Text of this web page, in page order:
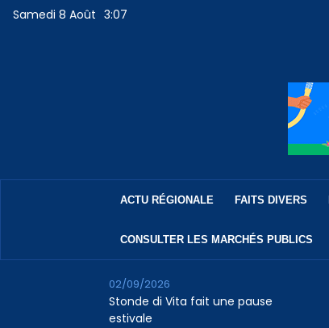
Samedi 8 Août 3:07
ACTU RÉGIONALE FAITS DIVERS
CONSULTER LES MARCHÉS PUBLICS
Stonde di Vita fait une pause
estivale
02/09/2026